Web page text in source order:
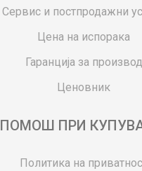
Сервис и постпродажни
Цена на испорака
Гаранција за производ
Ценовник
ПОМОШ ПРИ
Политика на